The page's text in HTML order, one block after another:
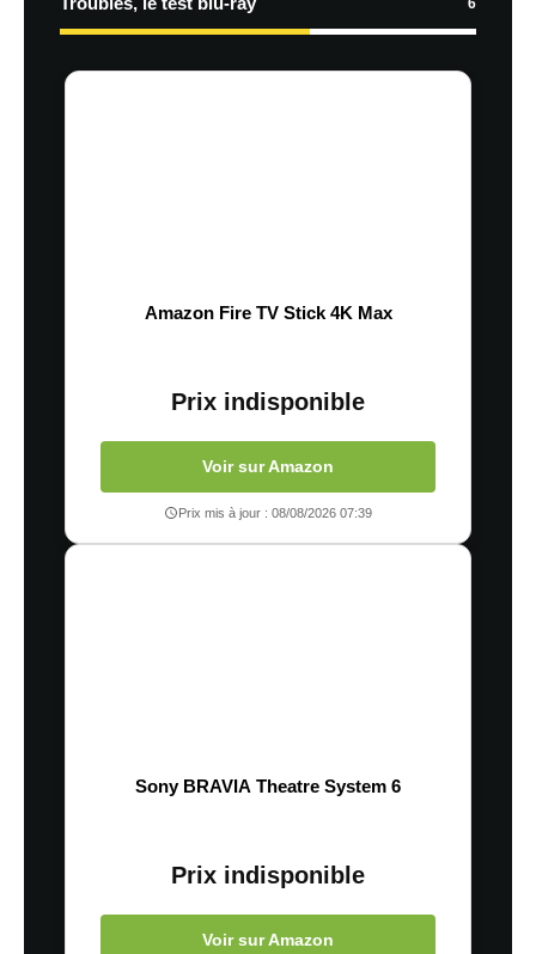
Amazon Fire TV Stick 4K Max
Prix indisponible
Voir sur Amazon
Prix mis à jour : 08/08/2026 07:39
Sony BRAVIA Theatre System 6
Prix indisponible
Voir sur Amazon